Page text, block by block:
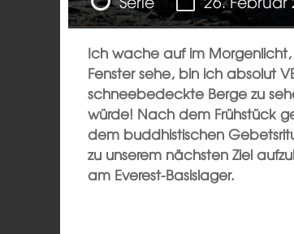
Ich wache auf im
Fenster sehe, bin ich absolut
schneebedeckte Berge zu
würde! Nach dem Frühstück
dem buddhistischen
zu unserem nächsten Ziel
am Everest-Basislager.